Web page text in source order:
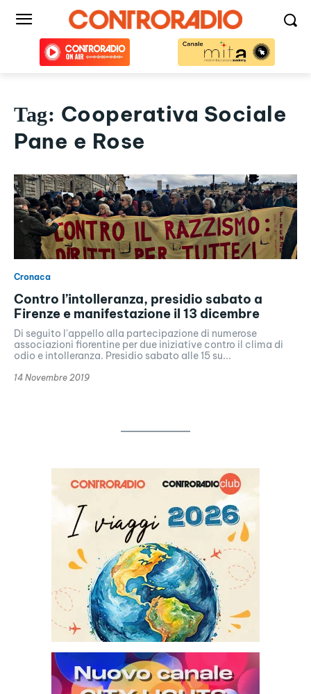
Tag: Cooperativa Sociale
Pane e Rose
Cronaca
Contro l’intolleranza, presidio sabato a
Firenze e manifestazione il 13 dicembre
Di seguito l'appello alla partecipazione di numerose
associazioni fiorentine per due iniziative contro il clima di
odio e intolleranza. Presidio sabato alle 15 su...
14 Novembre 2019